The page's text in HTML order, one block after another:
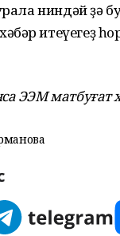
ниндәй ҙә
итеүегеҙ
ЭЭМ матбуғат